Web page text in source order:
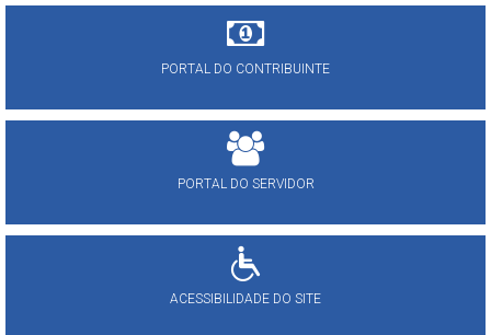
PORTAL DO CONTRIBUINTE
PORTAL DO SERVIDOR
ACESSIBILIDADE DO SITE